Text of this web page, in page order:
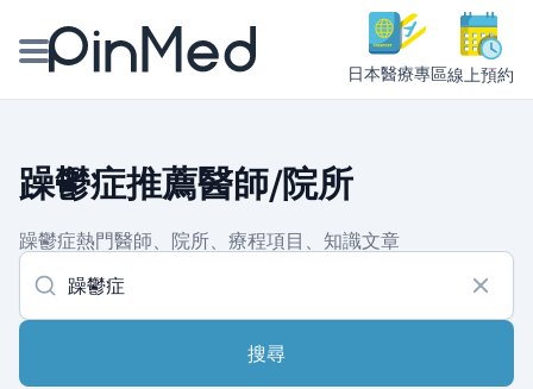
日本醫療專區線上預約
醫師專欄專訪
健康主題館
我是醫療人員
躁鬱症推薦醫師/院所
躁鬱症熱門醫師、院所、療程項目、知識文章
搜尋